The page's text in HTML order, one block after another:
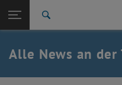
TU Login
Quicklinks
Quicklinks-Menü umschalten
Studium
Karriere
Alle News an der